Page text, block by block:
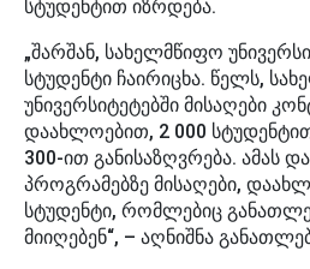
სტუდენტით იზრდება.
„შარშან, სახელმწიფო
სტუდენტი ჩაირიცხა. წელს,
უნივერსიტეტებში მისაღები
დაახლოებით, 2 000
300-ით განისაზღვრება. ამას
პროგრამებზე მისაღები,
სტუდენტი, რომლებიც
მიიღებენ“, – აღნიშნა